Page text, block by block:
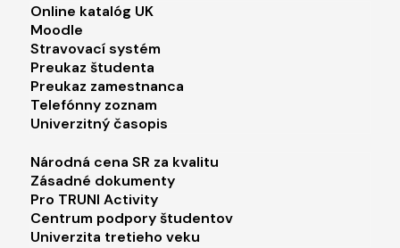
Footer menu 2
Online katalóg UK
Moodle
Stravovací systém
Preukaz študenta
Preukaz zamestnanca
Telefónny zoznam
Univerzitný časopis
Footer menu 3
Národná cena SR za kvalitu
Zásadné dokumenty
Pro TRUNI Activity
Centrum podpory študentov
Univerzita tretieho veku